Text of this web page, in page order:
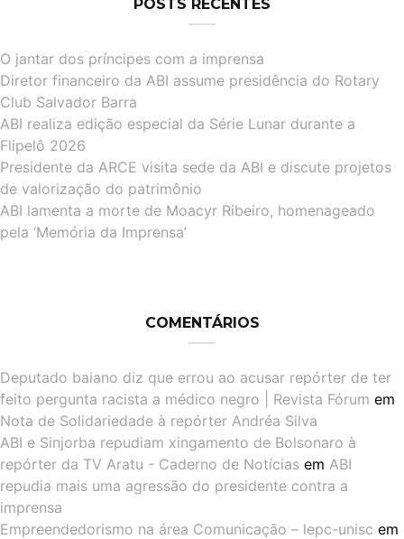
POSTS RECENTES
O jantar dos príncipes com a imprensa
Diretor financeiro da ABI assume presidência do Rotary
Club Salvador Barra
ABI realiza edição especial da Série Lunar durante a
Flipelô 2026
Presidente da ARCE visita sede da ABI e discute projetos
de valorização do patrimônio
ABI lamenta a morte de Moacyr Ribeiro, homenageado
pela ‘Memória da Imprensa’
COMENTÁRIOS
Deputado baiano diz que errou ao acusar repórter de ter
feito pergunta racista a médico negro | Revista Fórum em
Nota de Solidariedade à repórter Andréa Silva
ABI e Sinjorba repudiam xingamento de Bolsonaro à
repórter da TV Aratu - Caderno de Notícias em ABI
repudia mais uma agressão do presidente contra a
imprensa
Empreendedorismo na área Comunicação – lepc-unisc em